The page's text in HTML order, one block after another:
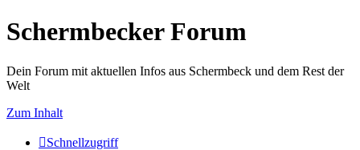
Schermbecker Forum
Dein Forum mit aktuellen Infos aus Schermbeck und dem Rest der
Welt
Zum Inhalt
Schnellzugriff